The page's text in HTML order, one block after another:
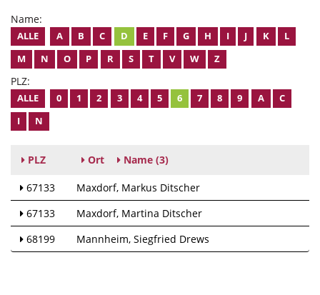
Name:
ALLE A B C D E F G H I J K
L
M
N O P R S T V W Z
PLZ:
ALLE 0 1 2 3 4 5 6 7 8 9 A
C
I
N
PLZ Ort Name (3)
67133 Maxdorf Markus Ditscher
67133
Maxdorf Martina Ditscher
68199
Mannheim Siegfried Drews